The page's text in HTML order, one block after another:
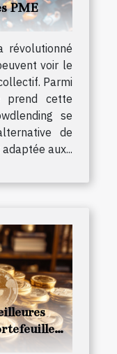
PME
révolutionné
voir le
Parmi
prend cette
se
de
aux...